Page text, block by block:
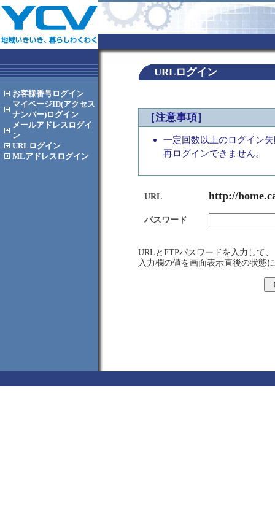
お客様番号ログイン
マイページID(アクセス
ナンバー)ログイン
メールアドレス ログイ
ン
URL ログイン
MLアドレス ログイン
URLログイン
［注意事項］
一定回数以上のログイン
再ログインできません。
URL http://
パスワード
URLとFTPパスワードを入力して
入力欄の値を画面表示直後の状態